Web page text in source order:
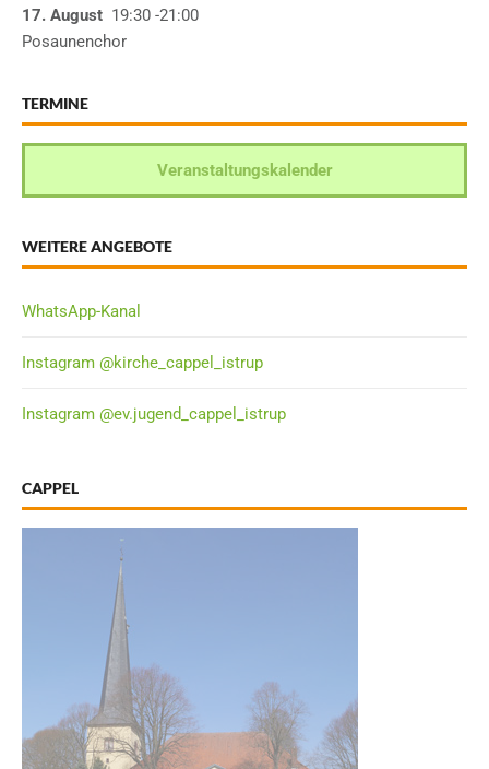
17. August 19:30 -21:00
Posaunenchor
TERMINE
Veranstaltungskalender
WEITERE ANGEBOTE
WhatsApp-Kanal
Instagram @kirche_cappel_istrup
Instagram @ev.jugend_cappel_istrup
CAPPEL